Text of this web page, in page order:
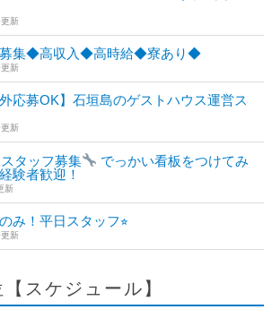
新
集◆高収入◆高時給◆寮あり◆
新
応募OK】石垣島のゲストハウス運営ス
新
タッフ募集
でっかい看板をつけてみ
験者歓迎！
新
み！平日スタッフ⭐︎
新
スケジュール】